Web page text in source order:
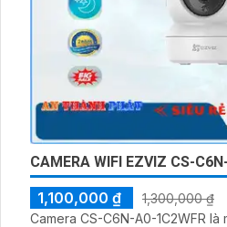
CAMERA WIFI EZVIZ CS-
1,100,000 ₫
1,300,000 ₫
Camera CS-C6N-A0-1C2WFR là